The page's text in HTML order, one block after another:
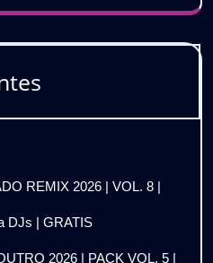
REMIX 2026 | VOL. 8 |
DJs | GRATIS
2026 | PACK VOL. 5 |